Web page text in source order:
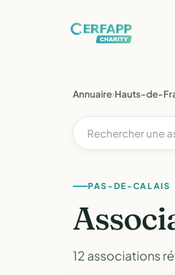
Annuaire›Hauts-de-
PAS-DE-CALAIS
12 associations